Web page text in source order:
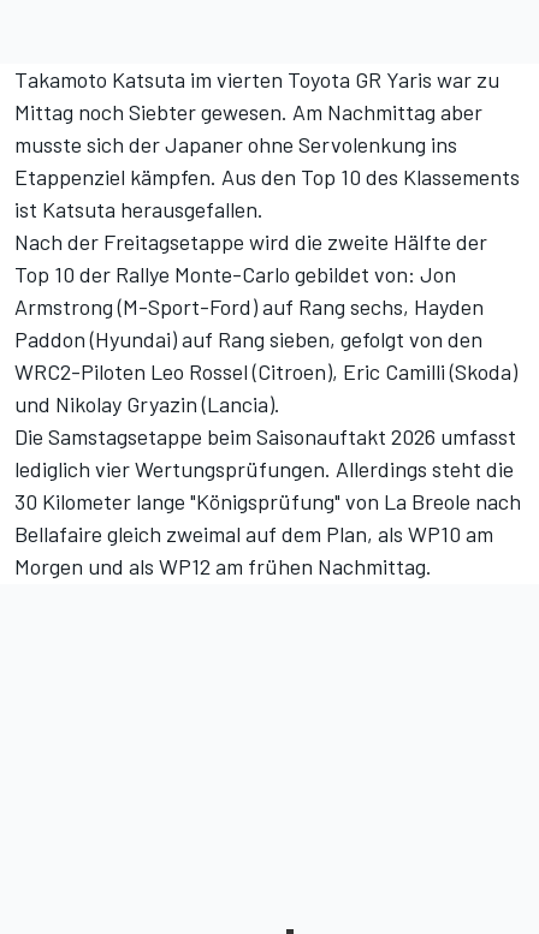
Takamoto Katsuta im vierten Toyota GR Yaris war zu
Mittag noch Siebter gewesen. Am Nachmittag aber
musste sich der Japaner ohne Servolenkung ins
Etappenziel kämpfen. Aus den Top 10 des Klassements
ist Katsuta herausgefallen.
Nach der Freitagsetappe wird die zweite Hälfte der
Top 10 der Rallye Monte-Carlo gebildet von: Jon
Armstrong (M-Sport-Ford) auf Rang sechs, Hayden
Paddon (Hyundai) auf Rang sieben, gefolgt von den
WRC2-Piloten Leo Rossel (Citroen), Eric Camilli (Skoda)
und Nikolay Gryazin (Lancia).
Die Samstagsetappe beim Saisonauftakt 2026 umfasst
lediglich vier Wertungsprüfungen. Allerdings steht die
30 Kilometer lange "Königsprüfung" von La Breole nach
Bellafaire gleich zweimal auf dem Plan, als WP10 am
Morgen und als WP12 am frühen Nachmittag.